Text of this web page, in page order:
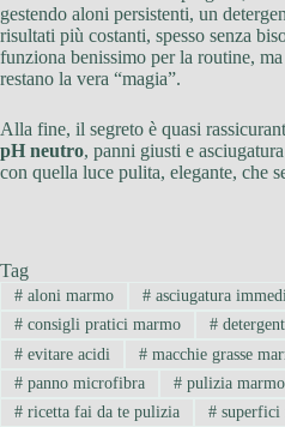
gestendo aloni persistenti, un
risultati più costanti, spesso senza
funziona benissimo per la routine,
restano la vera “magia”.
Alla fine, il segreto è quasi
pH neutro, panni giusti e
con quella luce pulita, elegante, che
Tag
#aloni marmo #asciugatura
#consigli pratici marmo #
#evitare acidi #macchie grasse
#panno microfibra #pulizia marmo
#ricetta fai da te pulizia #superfici